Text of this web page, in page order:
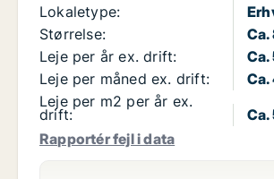
Lokaletype:
Størrelse:
Ca.
Leje per år ex. drift:
Leje per måned ex. drift:
Ca.
Leje per m2 per år ex.
drift:
Ca.
Rapportér fejl i data